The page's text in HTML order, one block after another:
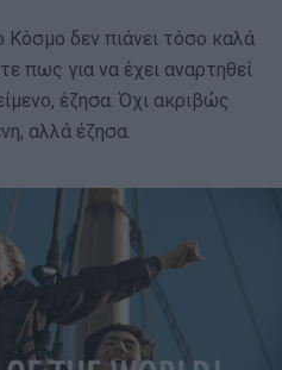
Κόσμο δεν πιάνει τόσο καλά
πως για να έχει αναρτηθεί
έζησα. Όχι ακριβώς
αλλά έζησα.